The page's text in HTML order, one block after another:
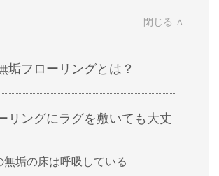
垢フローリングとは？
リングにラグを敷いても大丈
無垢の床は呼吸している